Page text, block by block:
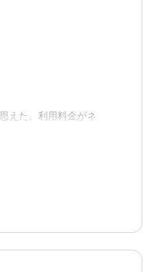
えた。利用料金がネ
多くないので、利用